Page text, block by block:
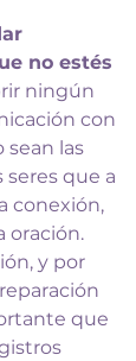
no estés
ningún
con
las
seres que a
conexión,
oración.
y por
que